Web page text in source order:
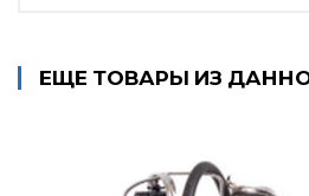
ЕЩЕ ТОВАРЫ ИЗ